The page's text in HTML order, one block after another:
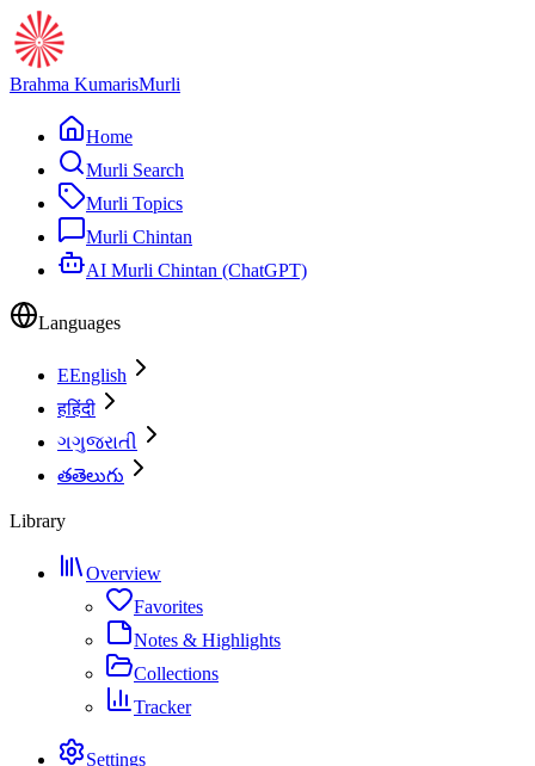
Brahma KumarisMurli
Home
Murli Search
Murli Topics
Murli Chintan
AI Murli Chintan (ChatGPT)
Languages
EEnglish
हहिंदी
ગગુજરાતી
తతెలుగు
Library
Overview
Favorites
Notes & Highlights
Collections
Tracker
Settings